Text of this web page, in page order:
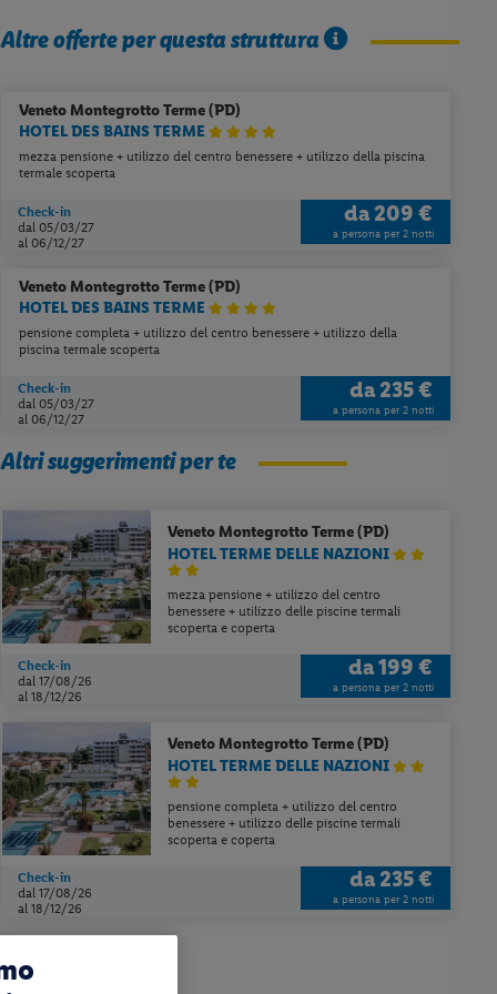
Altre offerte per questa struttura
Veneto Montegrotto Terme (PD)
HOTEL DES BAINS TERME
mezza pensione + utilizzo del centro benessere + utilizzo della piscina
termale scoperta
Check-in
dal 05/03/27
al 06/12/27
da209 €
a persona per 2 notti
Veneto Montegrotto Terme (PD)
HOTEL DES BAINS TERME
pensione completa + utilizzo del centro benessere + utilizzo della
piscina termale scoperta
Check-in
dal 05/03/27
al 06/12/27
da235 €
a persona per 2 notti
Altri suggerimenti per te
Veneto Montegrotto Terme (PD)
HOTEL TERME DELLE NAZIONI
mezza pensione + utilizzo del centro
benessere + utilizzo delle piscine termali
scoperta e coperta
Check-in
dal 17/08/26
al 18/12/26
da199 €
a persona per 2 notti
Veneto Montegrotto Terme (PD)
HOTEL TERME DELLE NAZIONI
pensione completa + utilizzo del centro
benessere + utilizzo delle piscine termali
scoperta e coperta
Check-in
dal 17/08/26
al 18/12/26
da235 €
a persona per 2 notti